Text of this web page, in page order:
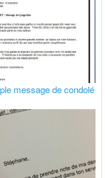
message de condolé